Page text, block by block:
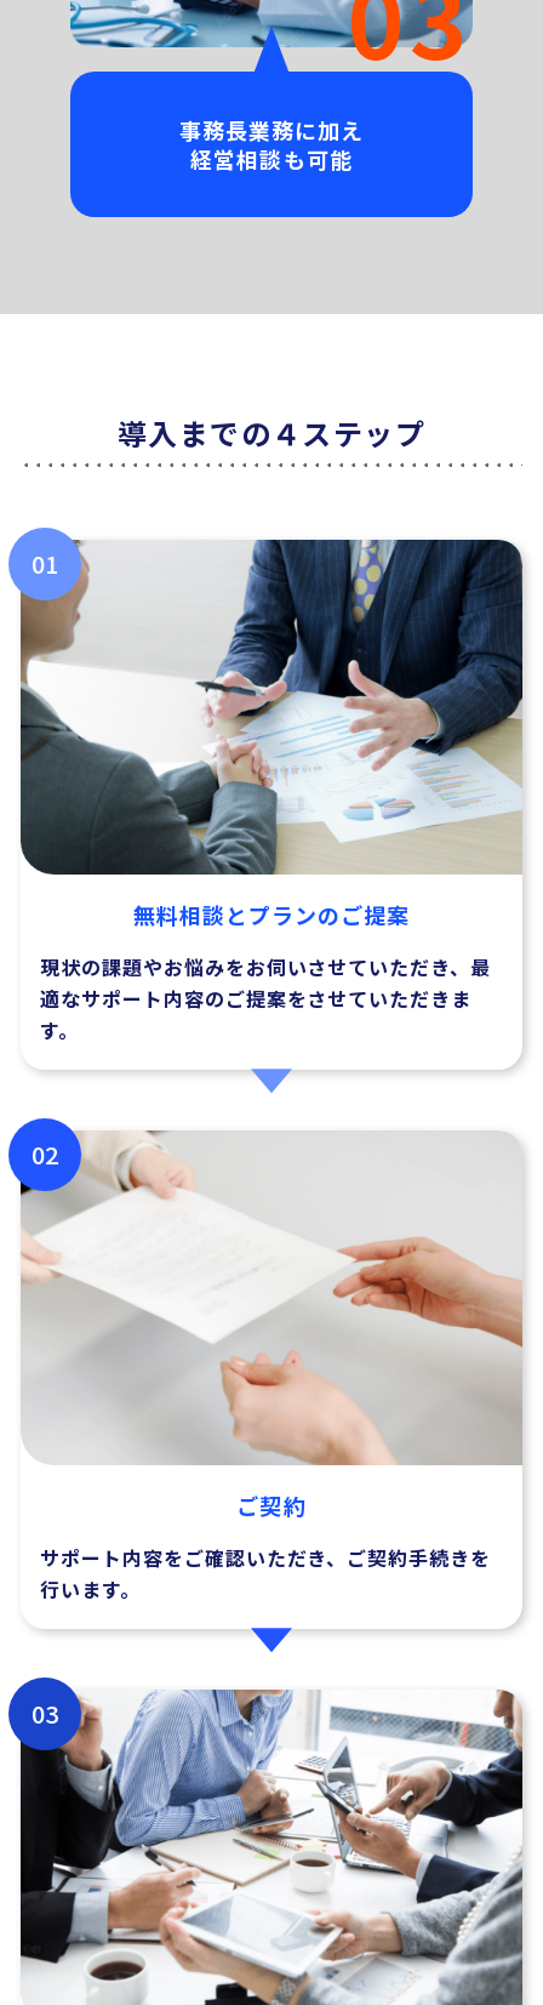
事務長業務に加え
経営相談も可能
導入までの４ステップ
01
無料相談とプランのご提案
現状の課題やお悩みをお伺いさせていただき、最
適なサポート内容のご提案をさせていただきま
す。
02
ご契約
サポート内容をご確認いただき、ご契約手続きを
行います。
03